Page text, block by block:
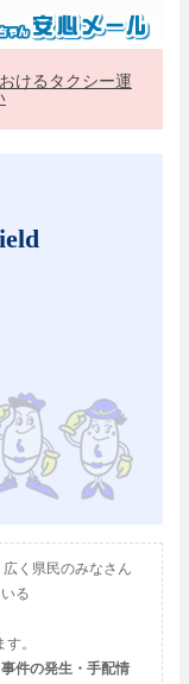
けるタクシー運
く県民のみなさん
る
。
件の発生・手配情